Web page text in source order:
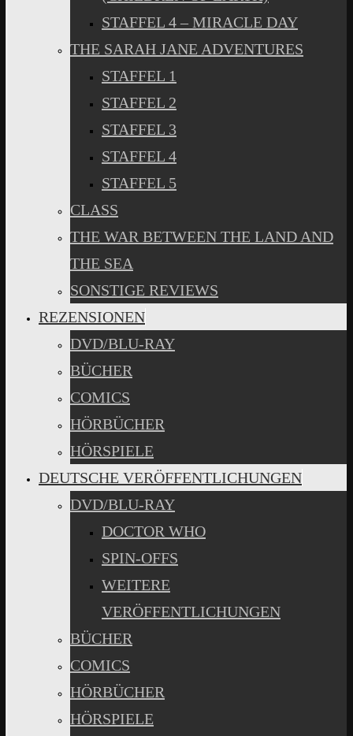
STAFFEL 4 – MIRACLE DAY
THE SARAH JANE ADVENTURES
STAFFEL 1
STAFFEL 2
STAFFEL 3
STAFFEL 4
STAFFEL 5
CLASS
THE WAR BETWEEN THE LAND AND
THE SEA
SONSTIGE REVIEWS
REZENSIONEN
DVD/BLU-RAY
BÜCHER
COMICS
HÖRBÜCHER
HÖRSPIELE
DEUTSCHE VERÖFFENTLICHUNGEN
DVD/BLU-RAY
DOCTOR WHO
SPIN-OFFS
WEITERE
VERÖFFENTLICHUNGEN
BÜCHER
COMICS
HÖRBÜCHER
HÖRSPIELE